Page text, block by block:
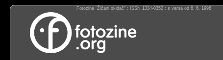
Fotozine “Žičani okidač” : ISSN 1334-0352 : s vama od 6. 6. 1998